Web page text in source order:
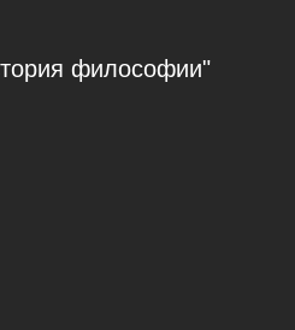
философии"